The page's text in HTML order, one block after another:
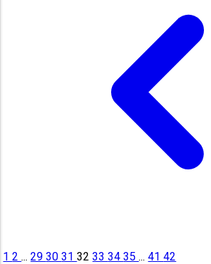
12... 29303132 333435... 4142